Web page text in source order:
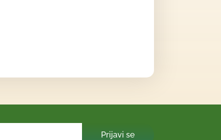
Prijavi se